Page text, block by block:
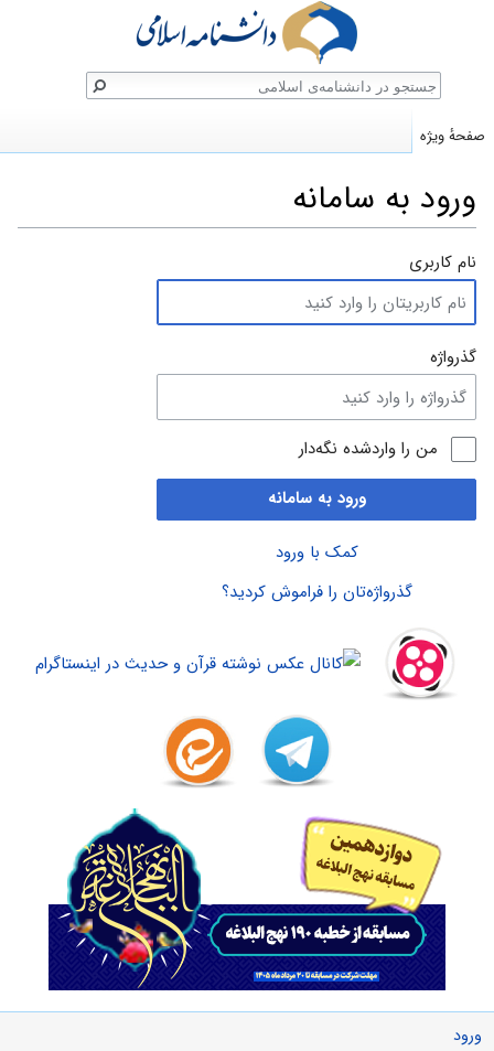
ورود به سامانه
پرش
ناوبری
پرش
جستجو
نام کاربری
گذرواژه
من را واردشده نگه‌دار
ورود به سامانه
کمک با ورود
گذرواژه‌تان را فراموش کردید؟
ورود
صفحهٔ ویژه
جستجو